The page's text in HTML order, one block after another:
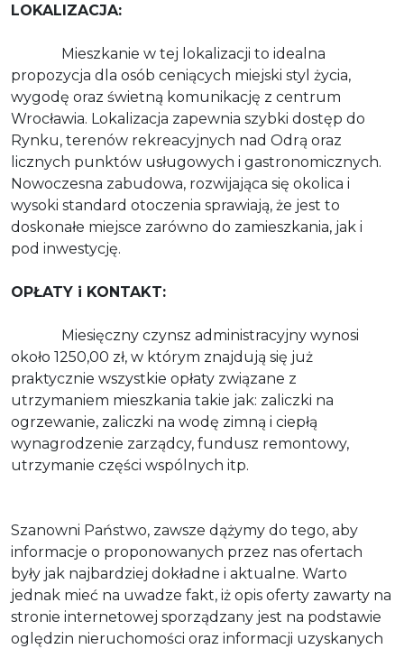
LOKALIZACJA:
Mieszkanie w tej lokalizacji to idealna
propozycja dla osób ceniących miejski styl życia,
wygodę oraz świetną komunikację z centrum
Wrocławia. Lokalizacja zapewnia szybki dostęp do
Rynku, terenów rekreacyjnych nad Odrą oraz
licznych punktów usługowych i gastronomicznych.
Nowoczesna zabudowa, rozwijająca się okolica i
wysoki standard otoczenia sprawiają, że jest to
doskonałe miejsce zarówno do zamieszkania, jak i
pod inwestycję.
OPŁATY i KONTAKT:
Miesięczny czynsz administracyjny wynosi
około 1250,00 zł, w którym znajdują się już
praktycznie wszystkie opłaty związane z
utrzymaniem mieszkania takie jak: zaliczki na
ogrzewanie, zaliczki na wodę zimną i ciepłą
wynagrodzenie zarządcy, fundusz remontowy,
utrzymanie części wspólnych itp.
Szanowni Państwo, zawsze dążymy do tego, aby
informacje o proponowanych przez nas ofertach
były jak najbardziej dokładne i aktualne. Warto
jednak mieć na uwadze fakt, iż opis oferty zawarty na
stronie internetowej sporządzany jest na podstawie
oględzin nieruchomości oraz informacji uzyskanych